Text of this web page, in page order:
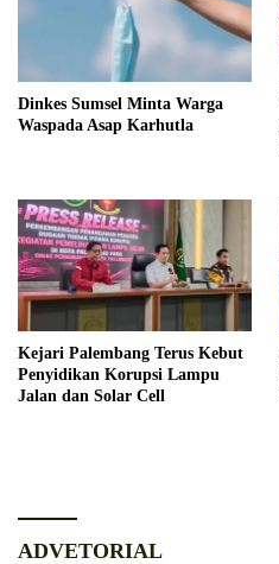
Dinkes Sumsel Minta Warga
Waspada Asap Karhutla
Kejari Palembang Terus Kebut
Penyidikan Korupsi Lampu
Jalan dan Solar Cell
ADVETORIAL